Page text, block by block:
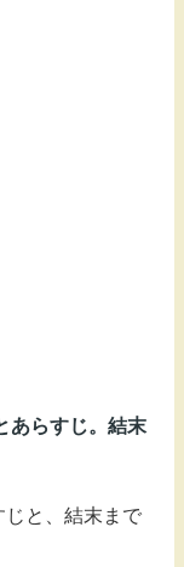
あらすじ。結末
じと、結末まで